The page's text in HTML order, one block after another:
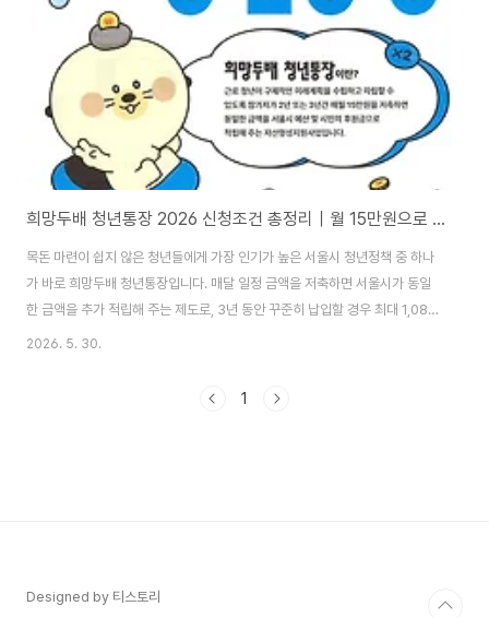
다. 참여자가 매월 15만 원을 저축하면 서울시가 동일한 금액을 추가 적립해 주
는 방식으로 운영됩니다. 즉 내가 저축..
희망두배 청년통장 2026 신청조건 총정리｜월 15만원으로 최대 1,080만원 만드는 방법
목돈 마련이 쉽지 않은 청년들에게 가장 인기가 높은 서울시 청년정책 중 하나
가 바로 희망두배 청년통장입니다. 매달 일정 금액을 저축하면 서울시가 동일
한 금액을 추가 적립해 주는 제도로, 3년 동안 꾸준히 납입할 경우 최대 1,080
만 원과 이자까지 받을 수 있습니다. 특히 주택 마련, 결혼 자금, 창업 자금, 교
2026. 5. 30.
1
Designed by 티스토리